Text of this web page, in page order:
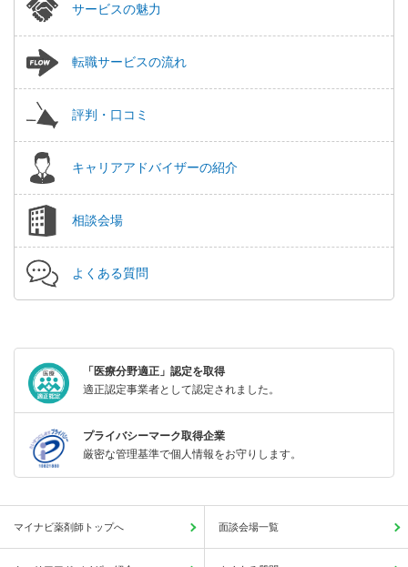
サービスの魅力
転職サービスの流れ
評判・口コミ
キャリアアドバイザーの紹介
相談会場
よくある質問
「医療分野適正」認定を取得
適正認定事業者として認定されました。
プライバシーマーク取得企業
厳密な管理基準で個人情報をお守りします。
マイナビ薬剤師トップへ 面談会場一覧